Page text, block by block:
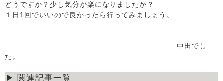
どうですか？少し気分が楽になりましたか？
１日1回でいいので良かったら行ってみましょう。
中田でし
た。
関連記事一覧